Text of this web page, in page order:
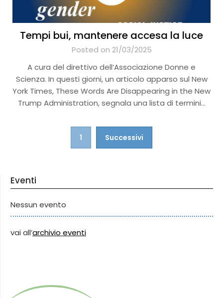
Tempi bui, mantenere accesa la luce
Posted on 21/03/2025
A cura del direttivo dell’Associazione Donne e
Scienza. In questi giorni, un articolo apparso sul New
York Times, These Words Are Disappearing in the New
Trump Administration, segnala una lista di termini…
Navigazione
1 Successivi
Eventi
Nessun evento
vai all’archivio eventi